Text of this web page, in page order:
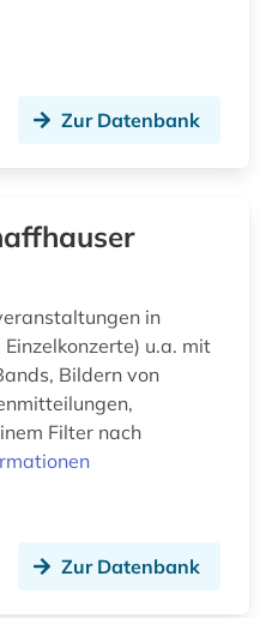
geschichtswissenschaft (1) Zur Datenbank
in
u.a. mit
Bildern von
Filter nach
Zur Datenbank